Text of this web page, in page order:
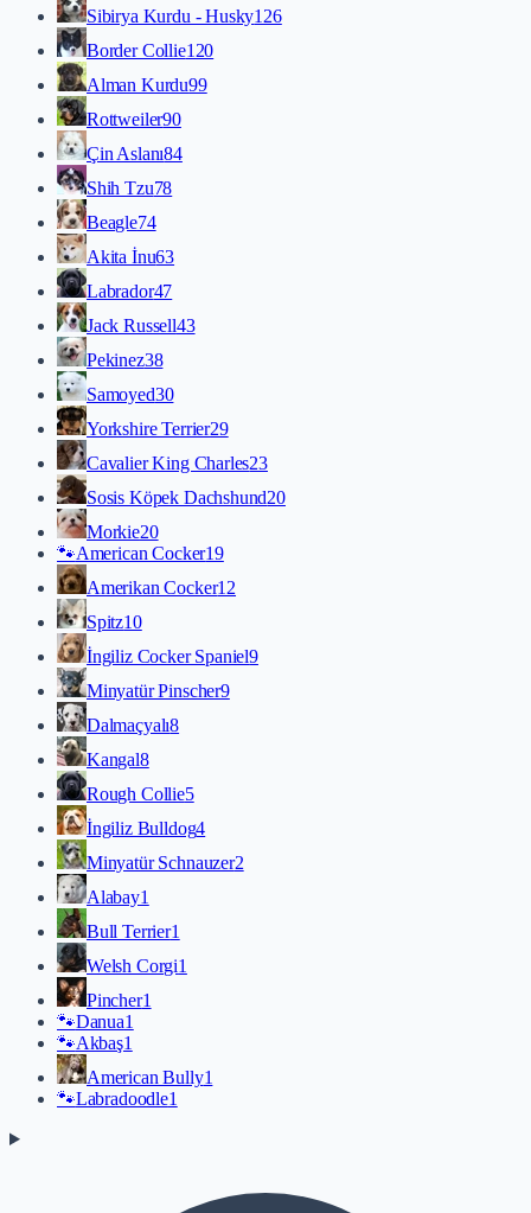
Sibirya Kurdu - Husky126
Border Collie120
Alman Kurdu99
Rottweiler90
Çin Aslanı84
Shih Tzu78
Beagle74
Akita İnu63
Labrador47
Jack Russell43
Pekinez38
Samoyed30
Yorkshire Terrier29
Cavalier King Charles23
Sosis Köpek Dachshund20
Morkie20
🐾American Cocker19
Amerikan Cocker12
Spitz10
İngiliz Cocker Spaniel9
Minyatür Pinscher9
Dalmaçyalı8
Kangal8
Rough Collie5
İngiliz Bulldog4
Minyatür Schnauzer2
Alabay1
Bull Terrier1
Welsh Corgi1
Pincher1
🐾Danua1
🐾Akbaş1
American Bully1
🐾Labradoodle1